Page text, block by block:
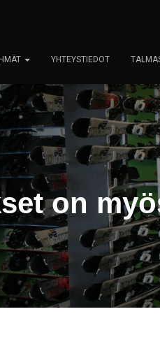
YHTEYSTIEDOT
on